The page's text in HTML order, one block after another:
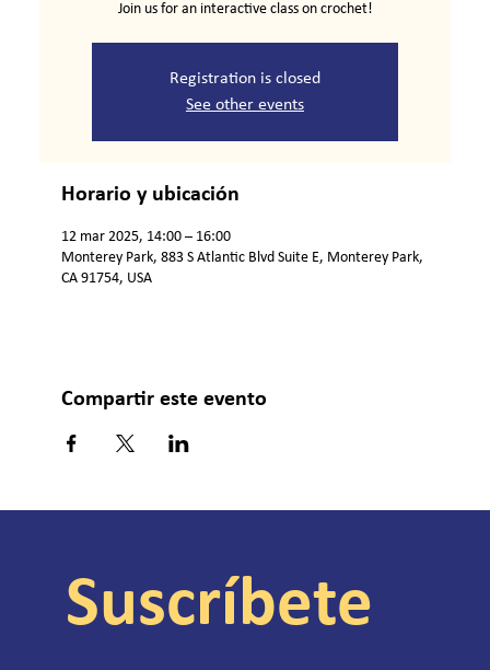
Join us for an interactive class on crochet!
Registration is closed
See other events
Horario y ubicación
12 mar 2025, 14:00 – 16:00
Monterey Park, 883 S Atlantic Blvd Suite E, Monterey Park,
CA 91754, USA
Compartir este evento
Suscríbete